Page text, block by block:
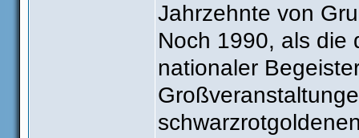
Jahrzehnte von
Noch 1990, als die
nationaler